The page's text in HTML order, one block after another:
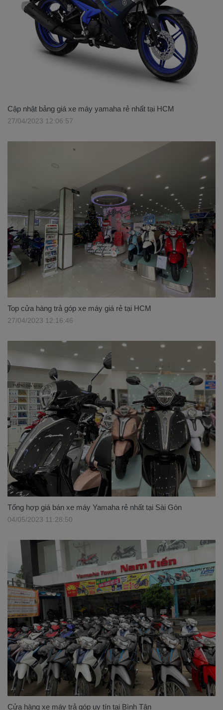
Cập nhật bảng giá xe máy yamaha rẻ nhất tại HCM
27/04/2023 12:06:57
Top cửa hàng trả góp xe máy giá rẻ tại HCM
27/04/2023 12:16:46
Tổng hợp giá bán xe máy Yamaha rẻ nhất tại Sài Gòn
04/05/2023 11:28:50
Cửa hàng xe máy trả góp uy tín tại Bình Tân